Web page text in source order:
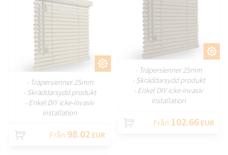
ANPASSA
- Träpersienner 25mm
- Skräddarsydd produkt
- Enkel DIY icke-invasiv
installation
Från 98.02 EUR
ANPASSA
- Träpersienner 25mm
- Skräddarsydd produkt
- Enkel DIY icke-invasiv
installation
Från 102.66 EUR